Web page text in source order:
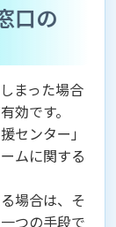
口の
まった場合
効です。
センター」
ムに関する
場合は、そ
つの手段で